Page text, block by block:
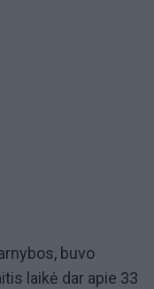
buvo
laikė dar apie 33